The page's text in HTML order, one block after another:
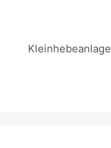
Kleinhebeanlage